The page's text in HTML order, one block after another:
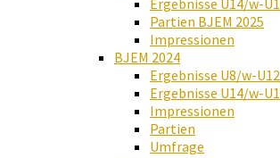
Ergebnisse U14/w-
Partien BJEM 2025
Impressionen
BJEM 2024
Ergebnisse U8/w-
Ergebnisse U14/w-
Impressionen
Partien
Umfrage